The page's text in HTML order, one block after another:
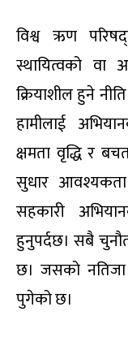
विश्व ऋण
स्थायित्वको वा
क्रियाशील हुने
हामीलाई
क्षमता वृद्धि र
सुधार
सहकारी
हुनुपर्दछ। सबै
छ। जसको नतिजा
पुगेको छ।